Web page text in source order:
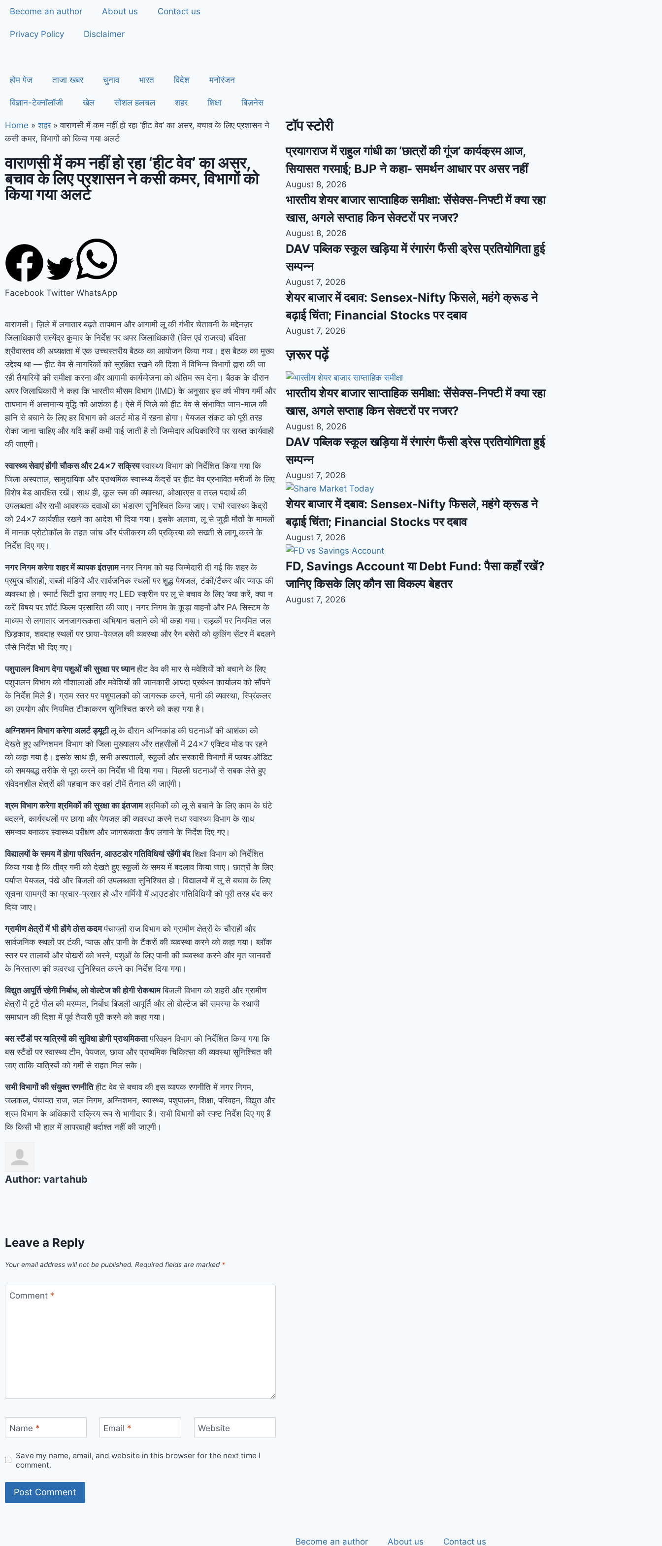
Become an author About us Contact us
Privacy Policy Disclaimer
होम पेज ताजा खबर चुनाव भारत विदेश मनोरंजन
विज्ञान-टेक्नॉलॉजी खेल सोशल हलचल शहर शिक्षा बिज़नेस
Home » शहर » वाराणसी में कम नहीं हो रहा ‘हीट वेव’ का असर, बचाव के लिए प्रशासन ने
कसी कमर, विभागों को किया गया अलर्ट
वाराणसी में कम नहीं हो रहा ‘हीट वेव’ का असर,
बचाव के लिए प्रशासन ने कसी कमर, विभागों को
किया गया अलर्ट
Facebook Twitter WhatsApp
वाराणसी। ज़िले में लगातार बढ़ते तापमान और आगामी लू की गंभीर चेतावनी के मद्देनज़र
जिलाधिकारी सत्येंद्र कुमार के निर्देश पर अपर जिलाधिकारी (वित्त एवं राजस्व) बंदिता
श्रीवास्तव की अध्यक्षता में एक उच्चस्तरीय बैठक का आयोजन किया गया। इस बैठक का मुख्य
उद्देश्य था — हीट वेव से नागरिकों को सुरक्षित रखने की दिशा में विभिन्न विभागों द्वारा की जा
रही तैयारियों की समीक्षा करना और आगामी कार्ययोजना को अंतिम रूप देना। बैठक के दौरान
अपर जिलाधिकारी ने कहा कि भारतीय मौसम विभाग (IMD) के अनुसार इस वर्ष भीषण गर्मी और
तापमान में असामान्य वृद्धि की आशंका है। ऐसे में जिले को हीट वेव से संभावित जान-माल की
हानि से बचाने के लिए हर विभाग को अलर्ट मोड में रहना होगा। पेयजल संकट को पूरी तरह
रोका जाना चाहिए और यदि कहीं कमी पाई जाती है तो जिम्मेदार अधिकारियों पर सख्त कार्यवाही
की जाएगी।
स्वास्थ्य सेवाएं होंगी चौकस और 24×7 सक्रियस्वास्थ्य विभाग को निर्देशित किया गया कि
जिला अस्पताल, सामुदायिक और प्राथमिक स्वास्थ्य केंद्रों पर हीट वेव प्रभावित मरीजों के लिए
विशेष बेड आरक्षित रखें। साथ ही, कूल रूम की व्यवस्था, ओआरएस व तरल पदार्थ की
उपलब्धता और सभी आवश्यक दवाओं का भंडारण सुनिश्चित किया जाए। सभी स्वास्थ्य केंद्रों
को 24×7 कार्यशील रखने का आदेश भी दिया गया। इसके अलावा, लू से जुड़ी मौतों के मामलों
में मानक प्रोटोकॉल के तहत जांच और पंजीकरण की प्रक्रिया को सख्ती से लागू करने के
निर्देश दिए गए।
नगर निगम करेगा शहर में व्यापक इंतज़ामनगर निगम को यह जिम्मेदारी दी गई कि शहर के
प्रमुख चौराहों, सब्जी मंडियों और सार्वजनिक स्थलों पर शुद्ध पेयजल, टंकी/टैंकर और प्याऊ की
व्यवस्था हो। स्मार्ट सिटी द्वारा लगाए गए LED स्क्रीन पर लू से बचाव के लिए ‘क्या करें, क्या न
करें’ विषय पर शॉर्ट फिल्म प्रसारित की जाए। नगर निगम के कूड़ा वाहनों और PA सिस्टम के
माध्यम से लगातार जनजागरूकता अभियान चलाने को भी कहा गया। सड़कों पर नियमित जल
छिड़काव, शवदाह स्थलों पर छाया-पेयजल की व्यवस्था और रैन बसेरों को कूलिंग सेंटर में बदलने
जैसे निर्देश भी दिए गए।
पशुपालन विभाग देगा पशुओं की सुरक्षा पर ध्यानहीट वेव की मार से मवेशियों को बचाने के लिए
पशुपालन विभाग को गौशालाओं और मवेशियों की जानकारी आपदा प्रबंधन कार्यालय को सौंपने
के निर्देश मिले हैं। ग्राम स्तर पर पशुपालकों को जागरूक करने, पानी की व्यवस्था, स्प्रिंकलर
का उपयोग और नियमित टीकाकरण सुनिश्चित करने को कहा गया है।
अग्निशमन विभाग करेगा अलर्ट ड्यूटीलू के दौरान अग्निकांड की घटनाओं की आशंका को
देखते हुए अग्निशमन विभाग को जिला मुख्यालय और तहसीलों में 24×7 एक्टिव मोड पर रहने
को कहा गया है। इसके साथ ही, सभी अस्पतालों, स्कूलों और सरकारी विभागों में फायर ऑडिट
को समयबद्ध तरीके से पूरा करने का निर्देश भी दिया गया। पिछली घटनाओं से सबक लेते हुए
संवेदनशील क्षेत्रों की पहचान कर वहां टीमें तैनात की जाएंगी।
श्रम विभाग करेगा श्रमिकों की सुरक्षा का इंतजामश्रमिकों को लू से बचाने के लिए काम के घंटे
बदलने, कार्यस्थलों पर छाया और पेयजल की व्यवस्था करने तथा स्वास्थ्य विभाग के साथ
समन्वय बनाकर स्वास्थ्य परीक्षण और जागरूकता कैंप लगाने के निर्देश दिए गए।
विद्यालयों के समय में होगा परिवर्तन, आउटडोर गतिविधियां रहेंगी बंदशिक्षा विभाग को निर्देशित
किया गया है कि तीव्र गर्मी को देखते हुए स्कूलों के समय में बदलाव किया जाए। छात्रों के लिए
पर्याप्त पेयजल, पंखे और बिजली की उपलब्धता सुनिश्चित हो। विद्यालयों में लू से बचाव के लिए
सूचना सामग्री का प्रचार-प्रसार हो और गर्मियों में आउटडोर गतिविधियों को पूरी तरह बंद कर
दिया जाए।
ग्रामीण क्षेत्रों में भी होंगे ठोस कदमपंचायती राज विभाग को ग्रामीण क्षेत्रों के चौराहों और
सार्वजनिक स्थलों पर टंकी, प्याऊ और पानी के टैंकरों की व्यवस्था करने को कहा गया। ब्लॉक
स्तर पर तालाबों और पोखरों को भरने, पशुओं के लिए पानी की व्यवस्था करने और मृत जानवरों
के निस्तारण की व्यवस्था सुनिश्चित करने का निर्देश दिया गया।
विद्युत आपूर्ति रहेगी निर्बाध, लो वोल्टेज की होगी रोकथामबिजली विभाग को शहरी और ग्रामीण
क्षेत्रों में टूटे पोल की मरम्मत, निर्बाध बिजली आपूर्ति और लो वोल्टेज की समस्या के स्थायी
समाधान की दिशा में पूर्व तैयारी पूरी करने को कहा गया।
बस स्टैंडों पर यात्रियों की सुविधा होगी प्राथमिकतापरिवहन विभाग को निर्देशित किया गया कि
बस स्टैंडों पर स्वास्थ्य टीम, पेयजल, छाया और प्राथमिक चिकित्सा की व्यवस्था सुनिश्चित की
जाए ताकि यात्रियों को गर्मी से राहत मिल सके।
सभी विभागों की संयुक्त रणनीतिहीट वेव से बचाव की इस व्यापक रणनीति में नगर निगम,
जलकल, पंचायत राज, जल निगम, अग्निशमन, स्वास्थ्य, पशुपालन, शिक्षा, परिवहन, विद्युत और
श्रम विभाग के अधिकारी सक्रिय रूप से भागीदार हैं। सभी विभागों को स्पष्ट निर्देश दिए गए हैं
कि किसी भी हाल में लापरवाही बर्दाश्त नहीं की जाएगी।
Author: vartahub
Leave a Reply
Your email address will not be published. Required fields are marked *
Comment *
Name * Email * Website
Save my name, email, and website in this browser for the next time I
comment.
टॉप स्टोरी
प्रयागराज में राहुल गांधी का ‘छात्रों की गूंज’ कार्यक्रम आज,
सियासत गरमाई; BJP ने कहा- समर्थन आधार पर असर नहीं
August 8, 2026
भारतीय शेयर बाजार साप्ताहिक समीक्षा: सेंसेक्स-निफ्टी में क्या रहा
खास, अगले सप्ताह किन सेक्टरों पर नजर?
August 8, 2026
DAV पब्लिक स्कूल खड़िया में रंगारंग फैंसी ड्रेस प्रतियोगिता हुई
सम्पन्न
August 7, 2026
शेयर बाजार में दबाव: Sensex-Nifty फिसले, महंगे क्रूड ने
बढ़ाई चिंता; Financial Stocks पर दबाव
August 7, 2026
ज़रूर पढ़ें
भारतीय शेयर बाजार साप्ताहिक समीक्षा: सेंसेक्स-निफ्टी में क्या रहा
खास, अगले सप्ताह किन सेक्टरों पर नजर?
August 8, 2026
DAV पब्लिक स्कूल खड़िया में रंगारंग फैंसी ड्रेस प्रतियोगिता हुई
सम्पन्न
August 7, 2026
शेयर बाजार में दबाव: Sensex-Nifty फिसले, महंगे क्रूड ने
बढ़ाई चिंता; Financial Stocks पर दबाव
August 7, 2026
FD, Savings Account या Debt Fund: पैसा कहाँ रखें?
जानिए किसके लिए कौन सा विकल्प बेहतर
August 7, 2026
Become an author About us Contact us